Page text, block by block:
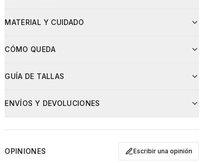
80% algodón, 20% poliéster
Cuidados
Lavar a mano a una temperatura máxima de 30 °C.
No usar lejía ni productos clorados. No frotar.
No utilizar productos químicos agresivos.
Secar en posición horizontal sobre una superficie plana.
MATERIAL Y CUIDADO
Material
Cuidado
Prać ręcznie w 30°C, nie wykręcać, suszyć płasko.
CÓMO QUEDA
GUÍA DE TALLAS
oversize. Si prefieres un ajuste más ceñido, elige una
70 cm x 2
ENVÍOS Y DEVOLUCIONES
OPINIONES Escribir una opinión